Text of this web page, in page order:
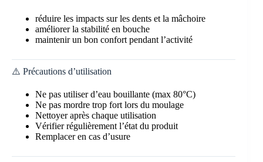
réduire les impacts sur les dents et la mâchoire
améliorer la stabilité en bouche
maintenir un bon confort pendant l’activité
⚠️ Précautions d’utilisation
Ne pas utiliser d’eau bouillante (max 80°C)
Ne pas mordre trop fort lors du moulage
Nettoyer après chaque utilisation
Vérifier régulièrement l’état du produit
Remplacer en cas d’usure